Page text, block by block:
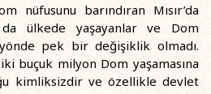
nüfusunu barındıran Mısır’da
ülkede yaşayanlar ve Dom
pek bir değişiklik olmadı.
iki buçuk milyon Dom yaşamasına
kimliksizdir ve özellikle devlet